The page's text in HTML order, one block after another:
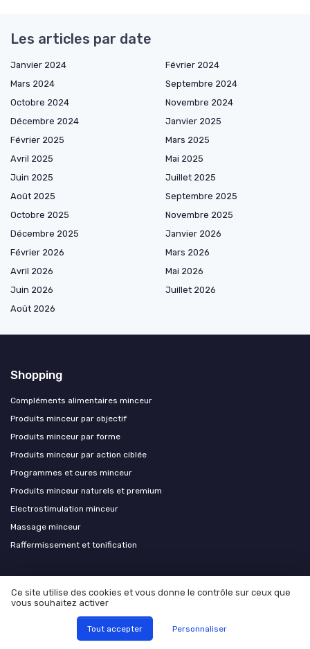
Les articles par date
Janvier 2024
Février 2024
Mars 2024
Septembre 2024
Octobre 2024
Novembre 2024
Décembre 2024
Janvier 2025
Février 2025
Mars 2025
Avril 2025
Mai 2025
Juin 2025
Juillet 2025
Août 2025
Septembre 2025
Octobre 2025
Novembre 2025
Décembre 2025
Janvier 2026
Février 2026
Mars 2026
Avril 2026
Mai 2026
Juin 2026
Juillet 2026
Août 2026
Shopping
Compléments alimentaires minceur
Produits minceur par objectif
Produits minceur par forme
Produits minceur par action ciblée
Programmes et cures minceur
Produits minceur naturels et premium
Electrostimulation minceur
Massage minceur
Raffermissement et tonification
Les plus lus
Avis sur Iron Body Fit : une méthode efficace pour perdre du poids
Comment gérer la perte de poids après une opération de hernie hiatale
Le sirop d’aloe vera : un allié naturel pour perdre du poids ?
Ce site utilise des cookies et vous donne le contrôle sur ceux que
vous souhaitez activer
Tout accepter Personnaliser